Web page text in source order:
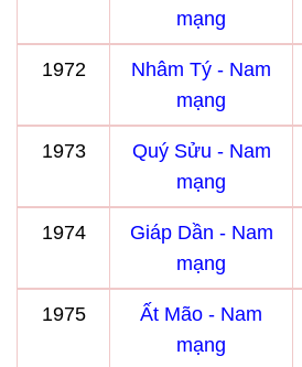
mạng
1972
Nhâm Tý - Nam
mạng
1973
Quý Sửu - Nam
mạng
1974
Giáp Dần - Nam
mạng
1975
Ất Mão - Nam
mạng